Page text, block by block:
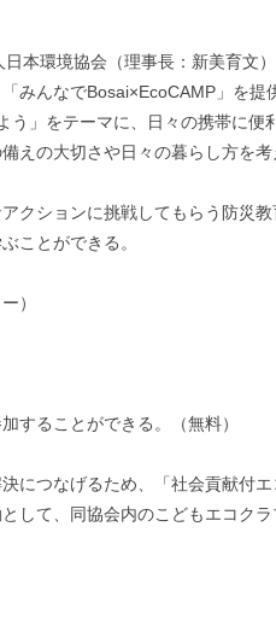
本環境協会（理事長：新美育
みんなでBosai×EcoCAMP」を提
」をテーマに、日々の携帯に
えの大切さや日々の暮らし方を
クションに挑戦してもらう防災
ことができる。
）
することができる。（無料）
につなげるため、「社会貢献付
して、同協会内のこどもエコク